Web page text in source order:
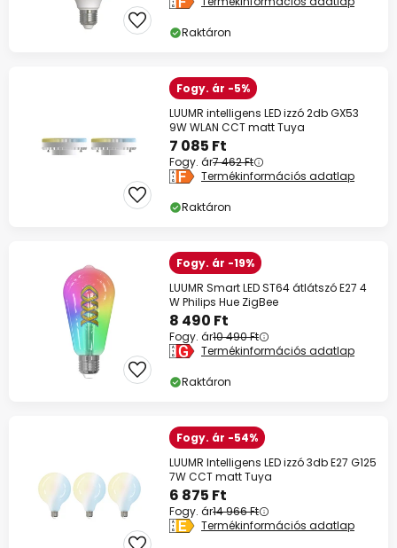
Raktáron
Fogy. ár -5%
LUUMR intelligens LED izzó 2db GX53
9W WLAN CCT matt Tuya
7 085 Ft
Fogy. ár7 462 Ft
Termékinformációs adatlap
Raktáron
Fogy. ár -19%
LUUMR Smart LED ST64 átlátszó E27 4
W Philips Hue ZigBee
8 490 Ft
Fogy. ár10 490 Ft
Termékinformációs adatlap
Raktáron
Fogy. ár -54%
LUUMR Intelligens LED izzó 3db E27 G125
7W CCT matt Tuya
6 875 Ft
Fogy. ár14 966 Ft
Termékinformációs adatlap